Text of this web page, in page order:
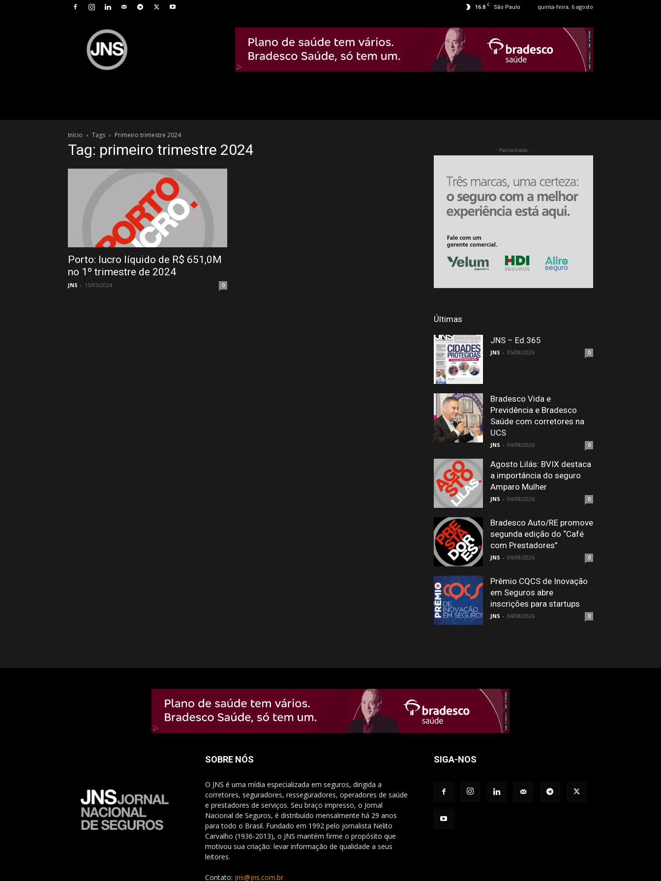
16.8 C São Paulo quinta-feira, 6 agosto
Início Tags Primeiro trimestre 2024
Tag: primeiro trimestre 2024
Porto: lucro líquido de R$ 651,0M
no 1º trimestre de 2024
JNS - 15/05/2024 0
- Patrocinado -
Últimas
JNS – Ed.365
JNS - 05/08/2026 0
Bradesco Vida e
Previdência e Bradesco
Saúde com corretores na
UCS
JNS - 04/08/2026 0
Agosto Lilás: BVIX destaca
a importância do seguro
Amparo Mulher
JNS - 04/08/2026 0
Bradesco Auto/RE promove
segunda edição do “Café
com Prestadores”
JNS - 04/08/2026 0
Prêmio CQCS de Inovação
em Seguros abre
inscrições para startups
JNS - 04/08/2026 0
SOBRE NÓS
O JNS é uma mídia especializada em seguros, dirigida a
corretores, seguradores, resseguradores, operadores de saúde
e prestadores de serviços. Seu braço impresso, o Jornal
Nacional de Seguros, é distribuído mensalmente há 29 anos
para todo o Brasil. Fundado em 1992 pelo jornalista Nelito
Carvalho (1936-2013), o JNS mantém firme o propósito que
motivou sua criação: levar informação de qualidade a seus
leitores.
Contato: jns@jns.com.br
SIGA-NOS